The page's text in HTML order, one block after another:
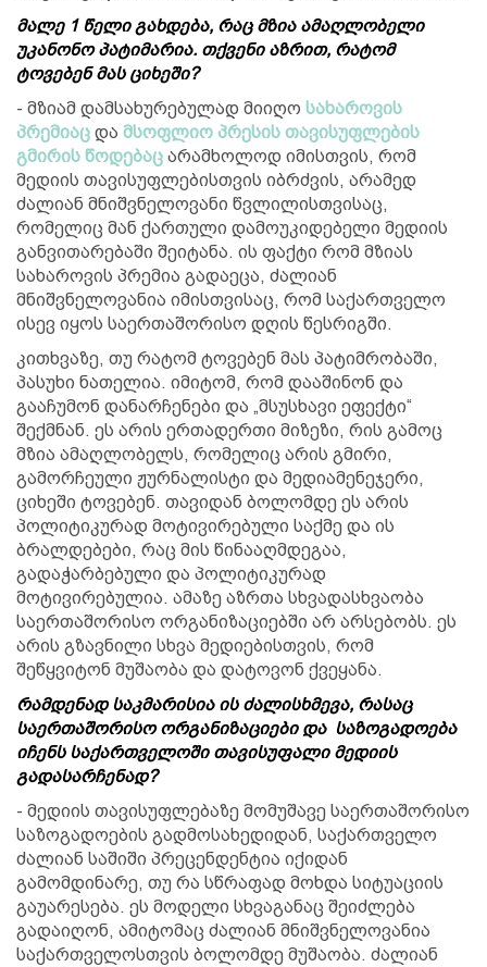
მალე 1 წელი გახდება, რაც მზია ამაღლობელი
უკანონო პატიმარია. თქვენი აზრით, რატომ
ტოვებენ მას ციხეში?
- მზიამ დამსახურებულად მიიღო სახაროვის
პრემიაც და მსოფლიო პრესის თავისუფლების
გმირის წოდებაც არამხოლოდ იმისთვის, რომ
მედიის თავისუფლებისთვის იბრძვის, არამედ
ძალიან მნიშვნელოვანი წვლილისთვისაც,
რომელიც მან ქართული დამოუკიდებელი მედიის
განვითარებაში შეიტანა. ის ფაქტი რომ მზიას
სახაროვის პრემია გადაეცა, ძალიან
მნიშვნელოვანია იმისთვისაც, რომ საქართველო
ისევ იყოს საერთაშორისო დღის წესრიგში.
კითხვაზე, თუ რატომ ტოვებენ მას პატიმრობაში,
პასუხი ნათელია. იმიტომ, რომ დააშინონ და
გააჩუმონ დანარჩენები და „მსუსხავი ეფექტი“
შექმნან. ეს არის ერთადერთი მიზეზი, რის გამოც
მზია ამაღლობელს, რომელიც არის გმირი,
გამორჩეული ჟურნალისტი და მედიამენეჯერი,
ციხეში ტოვებენ. თავიდან ბოლომდე ეს არის
პოლიტიკურად მოტივირებული საქმე და ის
ბრალდებები, რაც მის წინააღმდეგაა,
გადაჭარბებული და პოლიტიკურად
მოტივირებულია. ამაზე აზრთა სხვადასხვაობა
საერთაშორისო ორგანიზაციებში არ არსებობს. ეს
არის გზავნილი სხვა მედიებისთვის, რომ
შეწყვიტონ მუშაობა და დატოვონ ქვეყანა.
რამდენად საკმარისია ის ძალისხმევა, რასაც
საერთაშორისო ორგანიზაციები და საზოგადოება
იჩენს საქართველოში თავისუფალი მედიის
გადასარჩენად?
- მედიის თავისუფლებაზე მომუშავე საერთაშორისო
საზოგადოების გადმოსახედიდან, საქართველო
ძალიან საშიში პრეცენდენტია იქიდან
გამომდინარე, თუ რა სწრაფად მოხდა სიტუაციის
გაუარესება. ეს მოდელი სხვაგანაც შეიძლება
გადაიღონ, ამიტომაც ძალიან მნიშვნელოვანია
საქართველოსთვის ბოლომდე მუშაობა. ძალიან